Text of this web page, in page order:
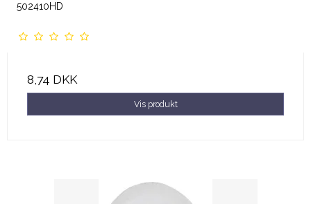
502410HD
8,74 DKK
Vis produkt